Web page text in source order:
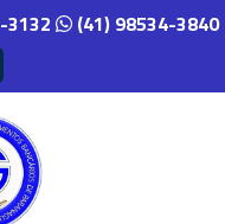
3132 (41) 98534-3840